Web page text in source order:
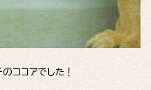
ココアでした！